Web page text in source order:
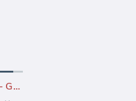
Neue Marketing-Vorlage — Google Analytics Kanäle Überblick